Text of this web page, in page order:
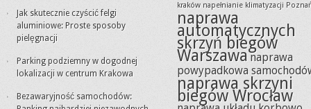
Jak skutecznie czyścić felgi
aluminiowe: Proste sposoby
pielęgnacji
Parking podziemny w dogodnej
lokalizacji w centrum Krakowa
Bezawaryjność samochodów:
kraków napełnianie klimatyzacji
naprawa
automatycznych
skrzyń biegów
Warszawa naprawa
powypadkowa
naprawa skrzyni
biegów Wrocław